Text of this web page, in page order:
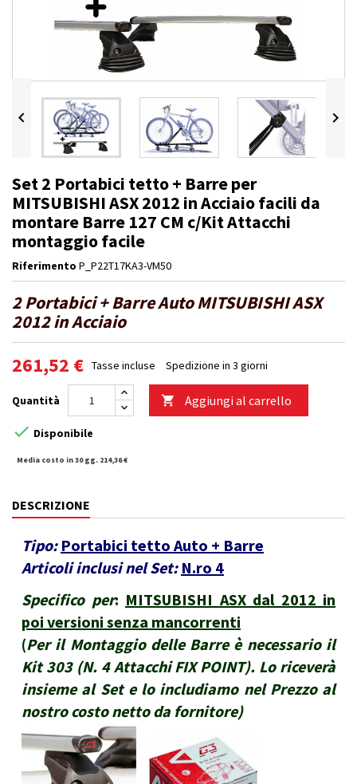
 
Set 2 Portabici tetto + Barre per
MITSUBISHI ASX 2012 in Acciaio facili da
montare Barre 127 CM c/Kit Attacchi
montaggio facile
Riferimento P_P22T17KA3-VM50
2 Portabici + Barre Auto MITSUBISHI ASX
2012 in Acciaio
261,52 € Tasse incluse Spedizione in 3 giorni
Quantità  Aggiungi al carrello
 Disponibile
Media costo in 30 gg. 214,36 €
DESCRIZIONE
Tipo: Portabici tetto Auto + Barre
Articoli inclusi nel Set: N.ro 4
Specifico per: MITSUBISHI ASX dal 2012 in
poi versioni senza mancorrenti
(Per il Montaggio delle Barre è necessario il
Kit 303 (N. 4 Attacchi FIX POINT). Lo riceverà
insieme al Set e lo includiamo nel Prezzo al
nostro costo netto da fornitore)